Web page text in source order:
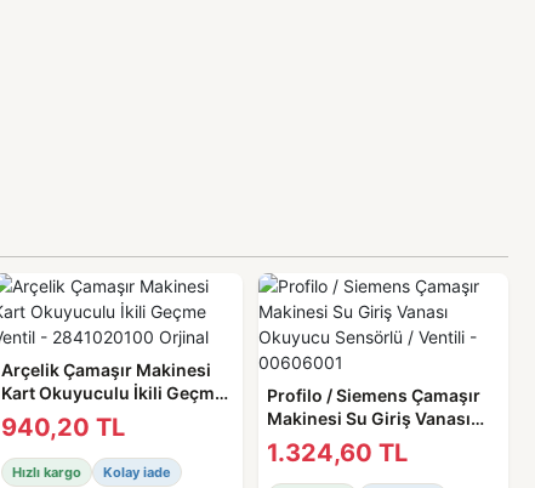
Arçelik Çamaşır Makinesi
Kart Okuyuculu İkili Geçme
Ventil - 2841020100 Orjinal
940,20 TL
Hızlı kargo Kolay iade
Profilo / Siemens Çamaşır
Makinesi Su Giriş Vanası
Okuyucu Sensörlü / Ventili -
00606001
1.324,60 TL